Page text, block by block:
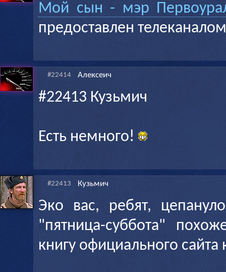
Мой сын - мэр
предоставлен
#22414 Алексеич
#22413 Кузьмич
Есть немного!
#22413 Кузьмич
Эко вас, ребят,
"пятница-суббота"
книгу официального